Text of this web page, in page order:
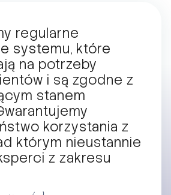
regularne
systemu, które
na potrzeby
i są zgodne z
stanem
korzystania z
którym nieustannie
z zakresu